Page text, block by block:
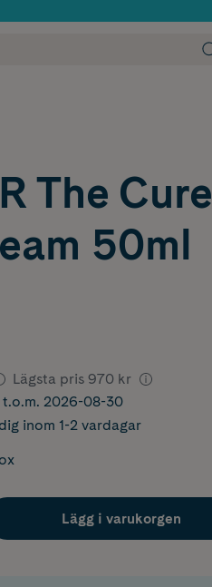
The Cure
50ml
Lägsta pris 970 kr
2026-08-30
inom 1-2 vardagar
Lägg i varukorgen